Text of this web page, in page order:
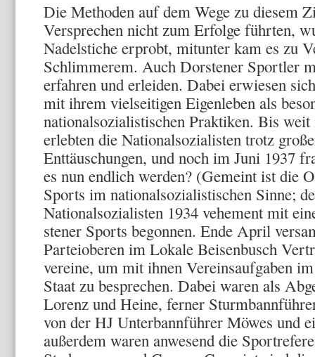
Die Methoden auf dem Wege zu diesem
Versprechen nicht zum Erfolge führten,
Nadelstiche erprobt, mitunter kam es zu
Schlimmerem. Auch Dorstener Sportler
erfahren und erleiden. Dabei erwie­sen
mit ihrem vielseitigen Eigenleben als
nationalsozialistischen Praktiken. Bis
erleb­ten die Nationalsozialisten trotz
Enttäuschungen, und noch im Juni 1937
es nun endlich werden? (Gemeint ist die
Sports im nationalsozialistischen Sinne;
Nationalsozialisten 1934 ve­hement mit
stener Sports begonnen. Ende April
Parteioberen im Lokale Beisenbusch
vereine, um mit ihnen Vereinsaufgaben
Staat zu besprechen. Dabei waren als
Lorenz und Heine, ferner
von der HJ Unterbannführer Möwes und
außerdem waren anwesend die